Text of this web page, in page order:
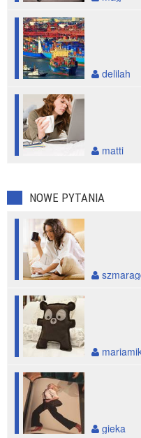
delilah
matti
NOWE PYTANIA
gieka